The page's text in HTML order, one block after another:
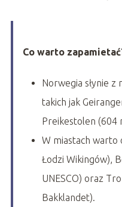
Co warto
Norwegia słynie
takich jak
Preikestolen (604
W miastach warto
Łodzi Wikingów),
UNESCO) oraz
Bakklandet).